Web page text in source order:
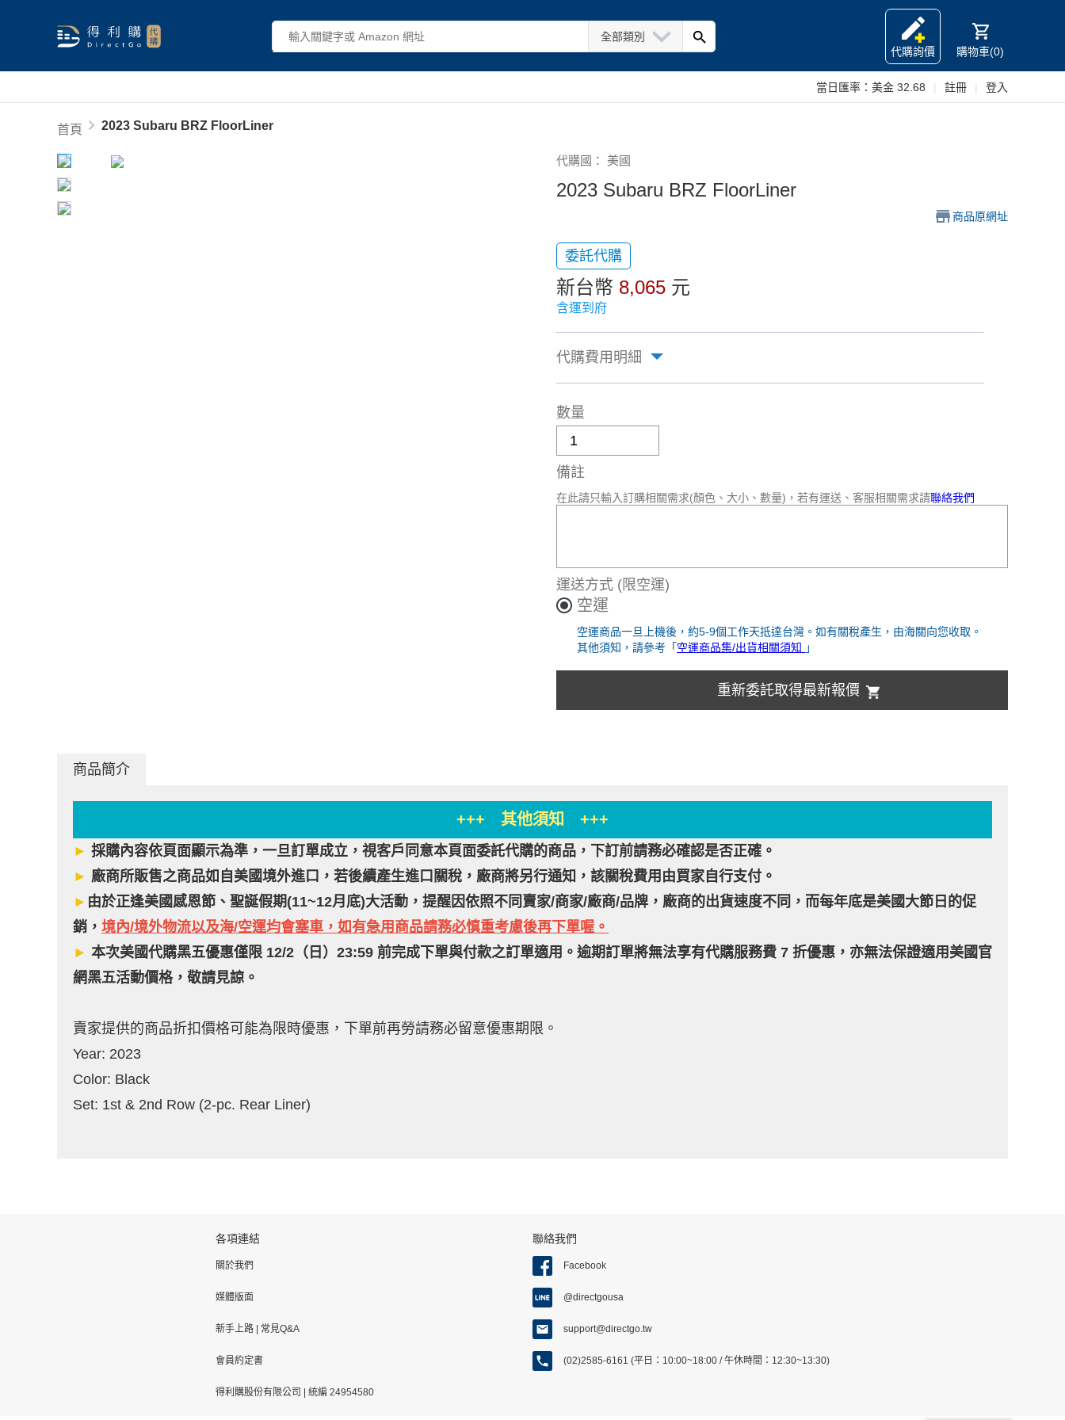
全部類別
代購詢價
購物車(0)
當日匯率： 美金 32.68 註冊 登入
首頁 2023 Subaru BRZ FloorLiner
代購國： 美國
2023 Subaru BRZ FloorLiner
商品原網址
委託代購
新台幣 8,065 元
含運到府
代購費用明細
數量
備註
在此請只輸入訂購相關需求(顏色、大小、數量)，若有運送、客服相關需求請聯絡我們
運送方式 (限空運)
空運
空運商品一旦上機後，約5-9個工作天抵達台灣。如有關稅產生，由海關向您收取。
其他須知，請參考「 空運商品集/出貨相關須知 」
重新委託取得最新報價
商品簡介
+++ 其他須知 +++
► 採購內容依頁面顯示為準，一旦訂單成立，視客戶同意本頁面委託代購的商品，下訂前請務必確認是否正確。
► 廠商所販售之商品如自美國境外進口，若後續產生進口關稅，廠商將另行通知，該關稅費用由買家自行支付。
► 由於正逢美國感恩節、聖誕假期(11~12月底)大活動，提醒因依照不同賣家/商家/廠商/品牌，廠商的出貨速度不同，而每年底是美國大節日的促
銷， 境內/境外物流以及海/空運均會塞車，如有急用商品請務必慎重考慮後再下單喔。
► 本次美國代購黑五優惠僅限 12/2（日）23:59 前完成下單與付款之訂單適用。逾期訂單將無法享有代購服務費 7 折優惠，亦無法保證適用美國官
網黑五活動價格，敬請見諒。
賣家提供的商品折扣價格可能為限時優惠，下單前再勞請務必留意優惠期限。
Year: 2023
Color: Black
Set: 1st & 2nd Row (2-pc. Rear Liner)
各項連結
關於我們
媒體版面
新手上路 常見Q&A
會員約定書
得利購股份有限公司 | 統編 24954580
聯絡我們
Facebook
@directgousa
support@directgo.tw
(02)2585-6161 (平日：10:00~18:00 / 午休時間：12:30~13:30)